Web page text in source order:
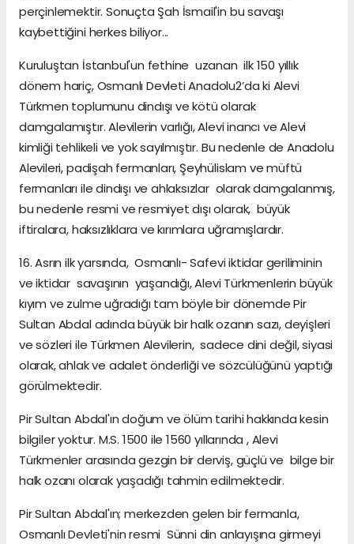
perçinlemektir. Sonuçta Şah İsmail'in bu savaşı
kaybettiğini herkes biliyor...
Kuruluştan İstanbul'un fethine uzanan ilk 150 yıllık
dönem hariç, Osmanlı Devleti Anadolu2’da ki Alevi
Türkmen toplumunu dindışı ve kötü olarak
damgalamıştır. Alevilerin varlığı, Alevi inancı ve Alevi
kimliği tehlikeli ve yok sayılmıştır. Bu nedenle de Anadolu
Alevileri, padişah fermanları, Şeyhülislam ve müftü
fermanları ile dindışı ve ahlaksızlar olarak damgalanmış,
bu nedenle resmi ve resmiyet dışı olarak, büyük
iftiralara, haksızlıklara ve kırımlara uğramışlardır.
16. Asrın ilk yarsında, Osmanlı- Safevi iktidar geriliminin
ve iktidar savaşının yaşandığı, Alevi Türkmenlerin büyük
kıyım ve zulme uğradığı tam böyle bir dönemde Pir
Sultan Abdal adında büyük bir halk ozanın sazı, deyişleri
ve sözleri ile Türkmen Alevilerin, sadece dini değil, siyasi
olarak, ahlak ve adalet önderliği ve sözcülüğünü yaptığı
görülmektedir.
Pir Sultan Abdal'ın doğum ve ölüm tarihi hakkında kesin
bilgiler yoktur. M.S. 1500 ile 1560 yıllarında , Alevi
Türkmenler arasında gezgin bir derviş, güçlü ve bilge bir
halk ozanı olarak yaşadığı tahmin edilmektedir.
Pir Sultan Abdal'ın; merkezden gelen bir fermanla,
Osmanlı Devleti'nin resmi Sünni din anlayışına girmeyi